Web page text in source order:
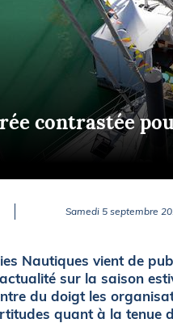
contrastée
Samedi 5 septembre
Nautiques vient de
sur la saison
du doigt les
quant à la tenue